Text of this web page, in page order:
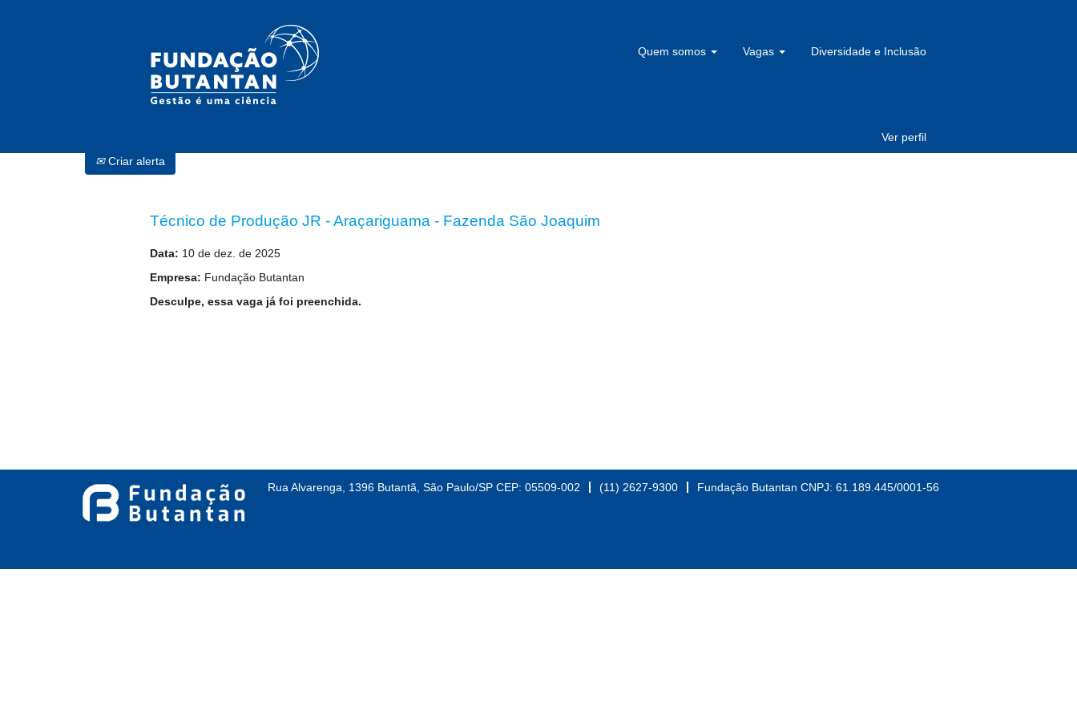
Quem somos Vagas Diversidade e Inclusão
Ver perfil
Criar alerta
Técnico de Produção JR - Araçariguama - Fazenda São Joaquim
Data: 10 de dez. de 2025
Empresa: Fundação Butantan
Desculpe, essa vaga já foi preenchida.
Rua Alvarenga, 1396 Butantã, São Paulo/SP CEP: 05509-002 (11) 2627-9300 Fundação Butantan CNPJ: 61.189.445/0001-56